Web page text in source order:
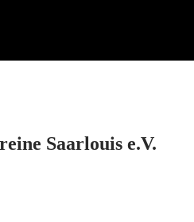
Saarlouis e.V.